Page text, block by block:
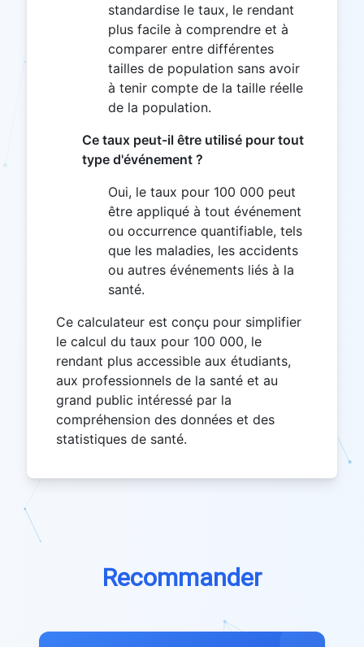
standardise le taux, le rendant
plus facile à comprendre et à
comparer entre différentes
tailles de population sans avoir
à tenir compte de la taille réelle
de la population.
Ce taux peut-il être utilisé pour tout
type d'événement ?
Oui, le taux pour 100 000 peut
être appliqué à tout événement
ou occurrence quantifiable, tels
que les maladies, les accidents
ou autres événements liés à la
santé.
Ce calculateur est conçu pour simplifier
le calcul du taux pour 100 000, le
rendant plus accessible aux étudiants,
aux professionnels de la santé et au
grand public intéressé par la
compréhension des données et des
statistiques de santé.
Recommander